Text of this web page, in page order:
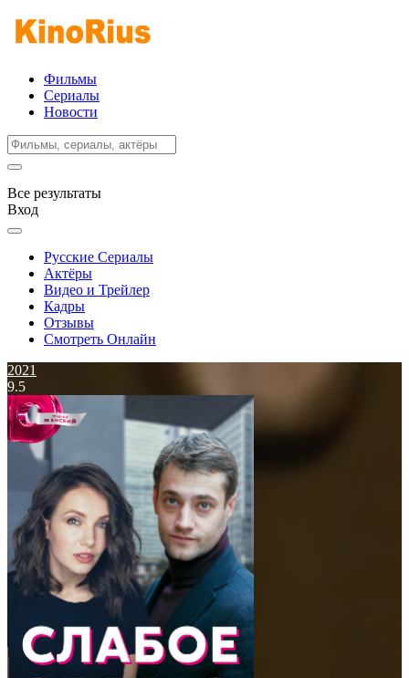
Фильмы
Сериалы
Новости
Все результаты
Вход
Русские Сериалы
Актёры
Видео и Трейлер
Кадры
Отзывы
Смотреть Онлайн
2021
9.5